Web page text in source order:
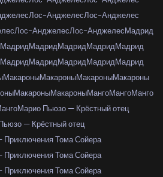
Лос-АнджелесЛос-Анджелес
Лос-АнджелесЛос-АнджелесМадрид
МадридМадридМадридМадридМадрид
МадридМадридМадридМадридМадрид
МакароныМакароныМакароныМакароны
МакароныМакароныМангоМангоМанго
Марио Пьюзо — Крёстный отец
— Крёстный отец
Приключения Тома Сойера
Приключения Тома Сойера
Приключения Тома Сойера